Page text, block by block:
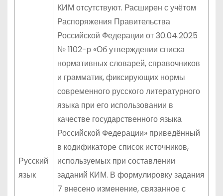
Русский
язык
КИМ отсутствуют. Расширен с учётом
Распоряжения Правительства
Российской Федерации от 30.04.2025
№ 1102-р «Об утверждении списка
нормативных словарей, справочников
и грамматик, фиксирующих нормы
современного русского литературного
языка при его использовании в
качестве государственного языка
Российской Федерации» приведённый
в кодификаторе список источников,
используемых при составлении
заданий КИМ. В формулировку задания
7 внесено изменение, связанное с